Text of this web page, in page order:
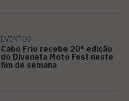
EVENTOS
Cabo Frio recebe 20ª edição
do Diveneta Moto Fest neste
fim de semana